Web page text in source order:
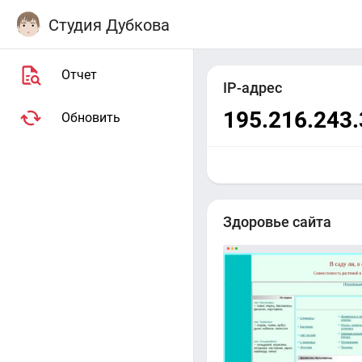
Студия Дубкова
Отчет
Обновить
IP-адрес
Здоровье сайта